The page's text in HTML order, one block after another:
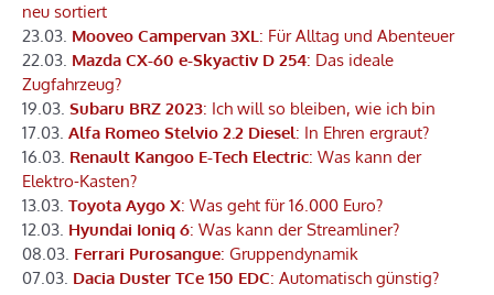
neu sortiert
23.03. Mooveo Campervan 3XL: Für Alltag und Abenteuer
22.03. Mazda CX-60 e-Skyactiv D 254: Das ideale
Zugfahrzeug?
19.03. Subaru BRZ 2023: Ich will so bleiben, wie ich bin
17.03. Alfa Romeo Stelvio 2.2 Diesel: In Ehren ergraut?
16.03. Renault Kangoo E-Tech Electric: Was kann der
Elektro-Kasten?
13.03. Toyota Aygo X: Was geht für 16.000 Euro?
12.03. Hyundai Ioniq 6: Was kann der Streamliner?
08.03. Ferrari Purosangue: Gruppendynamik
07.03. Dacia Duster TCe 150 EDC: Automatisch günstig?